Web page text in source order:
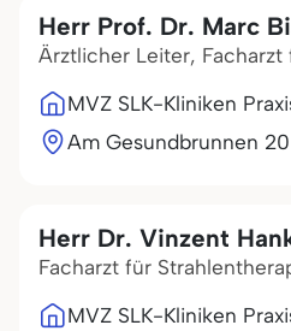
Herr Prof. Dr. Marc
Ärztlicher Leiter, Facharzt
MVZ SLK-Kliniken
Am Gesundbrunnen
Herr Dr. Vinzent
Facharzt für
MVZ SLK-Kliniken